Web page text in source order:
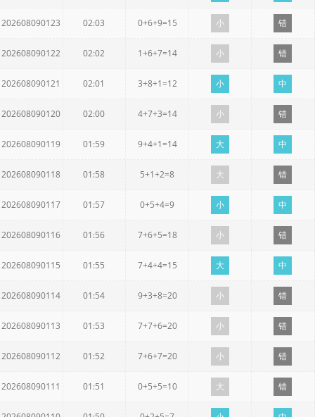
202608090123 02:03 0+6+9=15 小 错
202608090122 02:02 1+6+7=14 小 错
202608090121 02:01 3+8+1=12 小 中
202608090120 02:00 4+7+3=14 小 错
202608090119 01:59 9+4+1=14 大 中
202608090118 01:58 5+1+2=8 大 错
202608090117 01:57 0+5+4=9 小 中
202608090116 01:56 7+6+5=18 小 错
202608090115 01:55 7+4+4=15 大 中
202608090114 01:54 9+3+8=20 小 错
202608090113 01:53 7+7+6=20 小 错
202608090112 01:52 7+6+7=20 小 错
202608090111 01:51 0+5+5=10 大 错